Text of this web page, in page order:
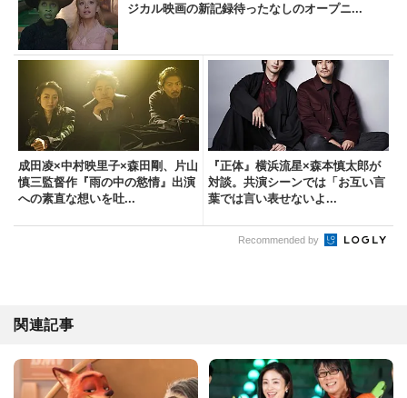
ジカル映画の新記録待ったなしのオープニ...
成田凌×中村映里子×森田剛、片山
慎三監督作『雨の中の慾情』出演
への素直な想いを吐...
『正体』横浜流星×森本慎太郎が
対談。共演シーンでは「お互い言
葉では言い表せないよ...
Recommended by
関連記事